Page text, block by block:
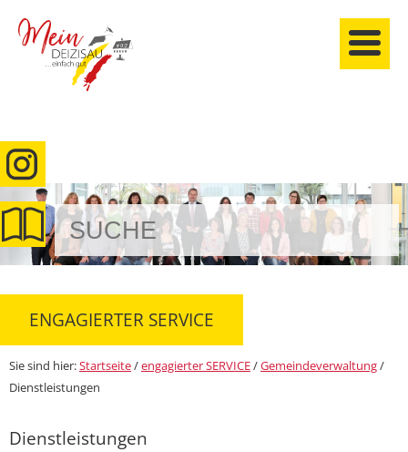
anmelden
ENGAGIERTER SERVICE
Sie sind hier:Startseite/engagierter SERVICE/Gemeindeverwaltung/
Dienstleistungen
Dienstleistungen